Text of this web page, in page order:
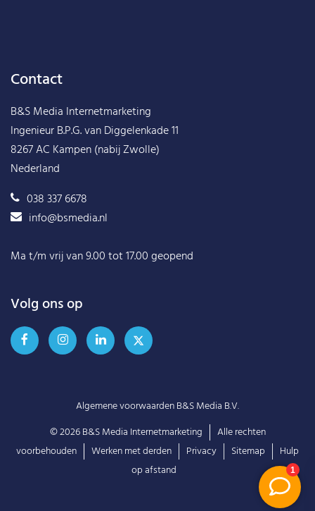
Contact
B&S Media Internetmarketing
Ingenieur B.P.G. van Diggelenkade 11
8267 AC Kampen (nabij Zwolle)
Nederland
038 337 6678
info@bsmedia.nl
Ma t/m vrij van 9.00 tot 17.00 geopend
Volg ons op
Algemene voorwaarden B&S Media B.V.
© 2026B&S Media Internetmarketing
Alle rechten
voorbehouden
Werken met derden Privacy Sitemap
Hulp
op afstand